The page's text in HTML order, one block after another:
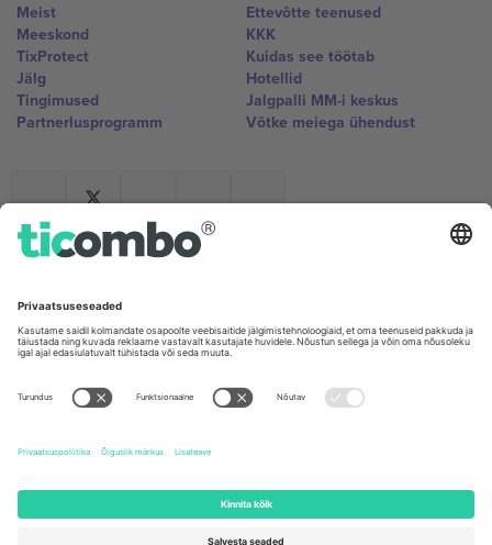
Meist
Meeskond
TixProtect
Jälg
Tingimused
Partnerlusprogramm
Ettevõtte teenused
KKK
Kuidas see töötab
Hotellid
Jalgpalli MM-i keskus
Võtke meiega ühendust
Kontorid ja tugi
Germany
Berlin, Germany
United Kingdom
United States
Switzerland